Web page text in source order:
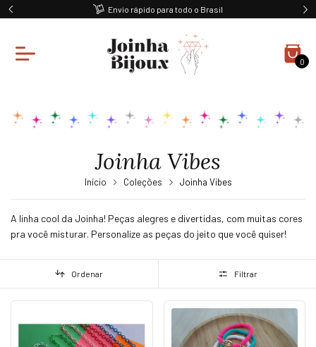
Ganhe 10% off na primeira compra
0
Joinha Vibes
Início Coleções Joinha Vibes
A linha cool da Joinha! Peças alegres e divertidas, com muitas cores
pra você misturar. Personalize as peças do jeito que você quiser!
Ordenar Filtrar